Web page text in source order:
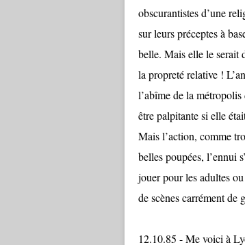
obscurantistes d’une
sur leurs préceptes à
belle. Mais elle le serait
la propreté relative !
l’abîme de la
être palpitante si elle
Mais l’action, comme
belles poupées, l’ennui
jouer pour les adultes
de scènes carrément de
12.10.85 - Me voici à